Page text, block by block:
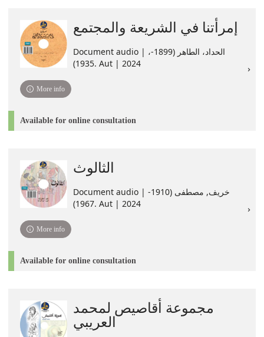
إمرأتنا في الشريعة والمجتمع
Document audio | ،الحداد، الطاهر (1899-
1935). Aut | 2024
More info
Available for online consultation
الثالوث
Document audio | خريف, مصطفى (1910-
1967). Aut | 2024
More info
Available for online consultation
مجموعة أقاصيص لمحمد
العريبي